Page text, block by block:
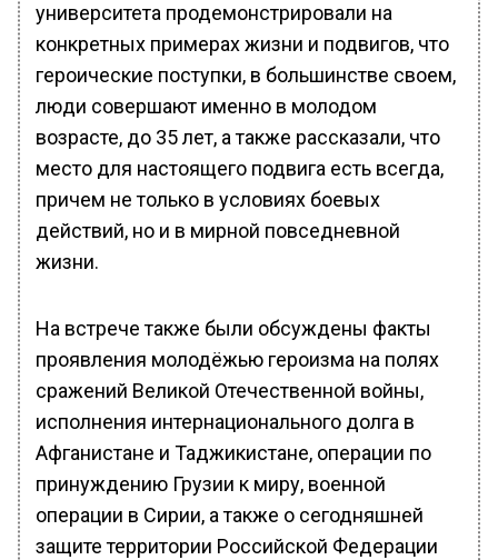
университета продемонстрировали на
конкретных примерах жизни и подвигов, что
героические поступки, в большинстве своем,
люди совершают именно в молодом
возрасте, до 35 лет, а также рассказали, что
место для настоящего подвига есть всегда,
причем не только в условиях боевых
действий, но и в мирной повседневной
жизни.
На встрече также были обсуждены факты
проявления молодёжью героизма на полях
сражений Великой Отечественной войны,
исполнения интернационального долга в
Афганистане и Таджикистане, операции по
принуждению Грузии к миру, военной
операции в Сирии, а также о сегодняшней
защите территории Российской Федерации